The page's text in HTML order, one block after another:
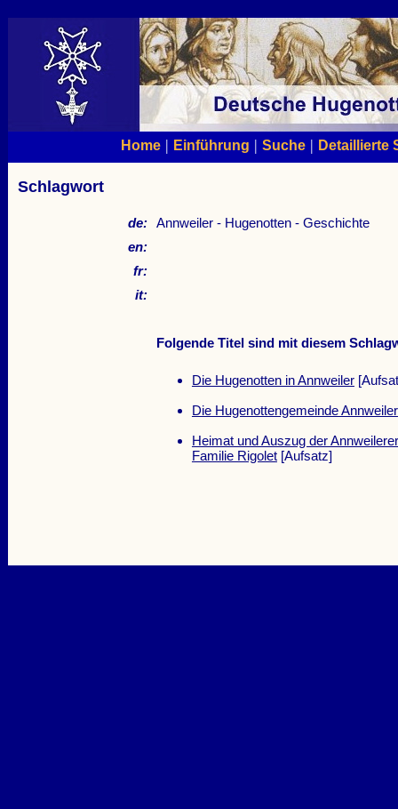
Home| Einführung | Suche| Detaillierte
Schlagwort
de: Annweiler - Hugenotten - Geschichte
en:
fr:
it:
Folgende Titel sind mit diesem
Die Hugenotten in Annweiler
Die Hugenottengemeinde Annweiler
Heimat und Auszug der
Familie Rigolet[Aufsatz]